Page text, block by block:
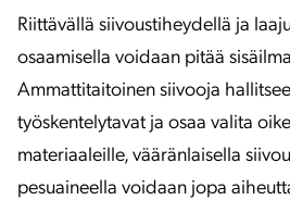
Riittävällä siivoustiheydellä ja
osaamisella voidaan pitää
Ammattitaitoinen siivooja
työskentelytavat ja osaa valita
materiaaleille, vääränlaisella
pesuaineella voidaan jopa